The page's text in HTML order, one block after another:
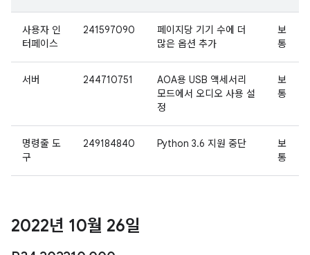
사용자 인
터페이스
241597090
페이지당 기기 수에 더
많은 옵션 추가
보
통
서버 244710751
AOA용 USB 액세서리
모드에서 오디오 사용 설
정
보
통
명령줄 도
구
249184840 Python 3.6 지원 중단
보
통
2022년 10월 26일